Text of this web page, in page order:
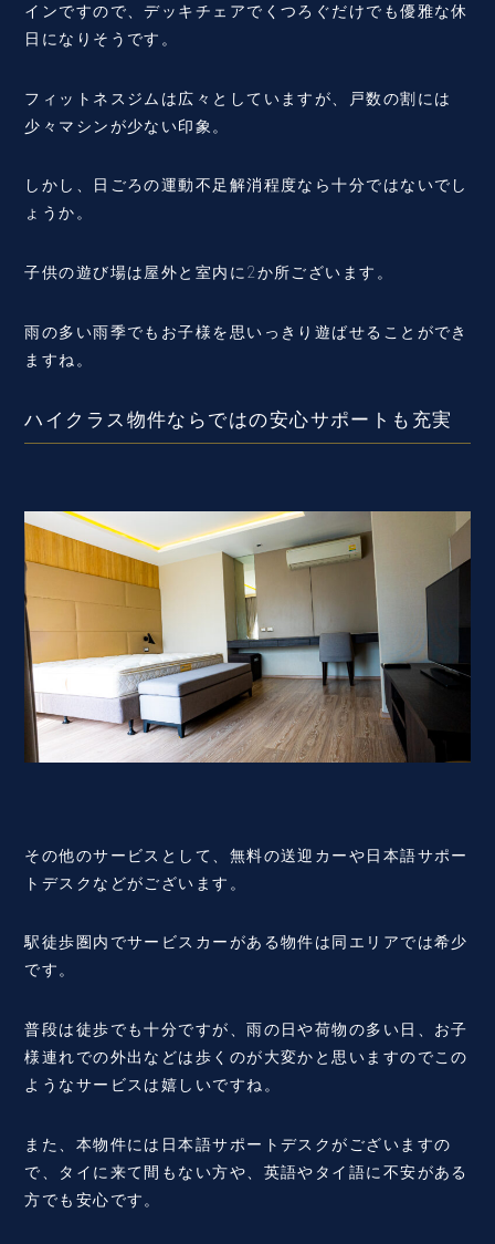
インですので、デッキチェアでくつろぐだけでも優雅な休
日になりそうです。
フィットネスジムは広々としていますが、戸数の割には
少々マシンが少ない印象。
しかし、日ごろの運動不足解消程度なら十分ではないでし
ょうか。
子供の遊び場は屋外と室内に2か所ございます。
雨の多い雨季でもお子様を思いっきり遊ばせることができ
ますね。
ハイクラス物件ならではの安心サポートも充実
その他のサービスとして、無料の送迎カーや日本語サポー
トデスクなどがございます。
駅徒歩圏内でサービスカーがある物件は同エリアでは希少
です。
普段は徒歩でも十分ですが、雨の日や荷物の多い日、お子
様連れでの外出などは歩くのが大変かと思いますのでこの
ようなサービスは嬉しいですね。
また、本物件には日本語サポートデスクがございますの
で、タイに来て間もない方や、英語やタイ語に不安がある
方でも安心です。